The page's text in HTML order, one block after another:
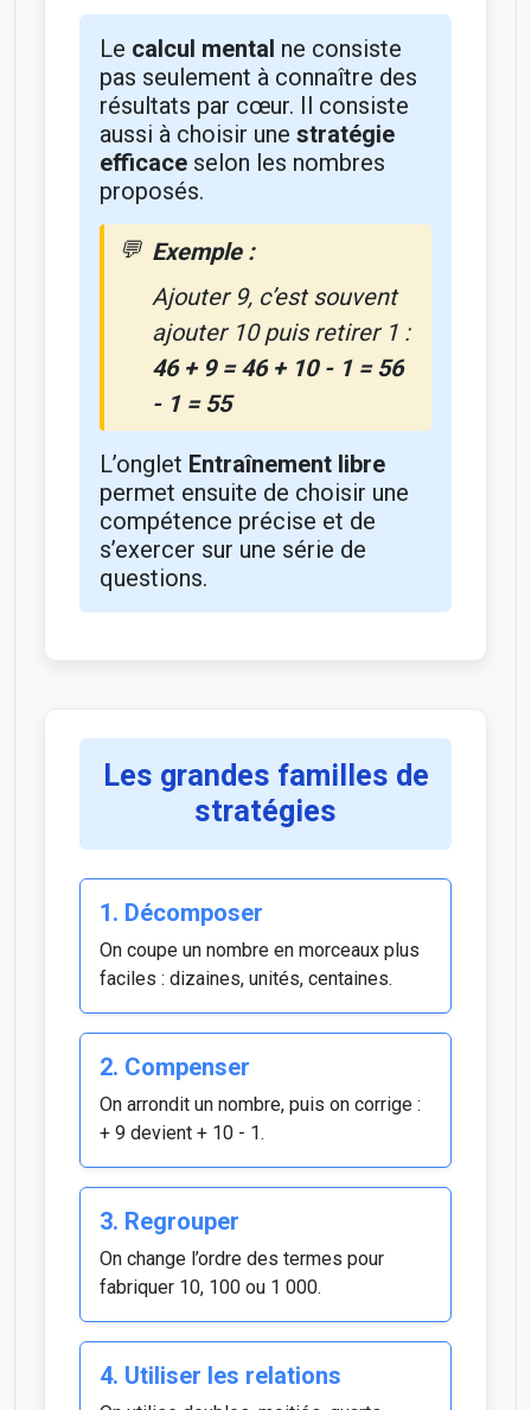
Le calcul mental ne consiste
pas seulement à connaître des
résultats par cœur. Il consiste
aussi à choisir une stratégie
efficaceselon les nombres
proposés.
Exemple :
Ajouter 9, c’est souvent
ajouter 10 puis retirer 1 :
46 + 9 = 46 + 10 - 1 = 56
- 1 = 55
L’onglet Entraînement libre
permet ensuite de choisir une
compétence précise et de
s’exercer sur une série de
questions.
Les grandes familles de
stratégies
1. Décomposer
On coupe un nombre en morceaux plus
faciles : dizaines, unités, centaines.
2. Compenser
On arrondit un nombre, puis on corrige :
+ 9 devient + 10 - 1.
3. Regrouper
On change l’ordre des termes pour
fabriquer 10, 100 ou 1 000.
4. Utiliser les relations